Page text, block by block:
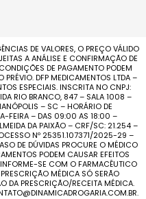
DE VALORES, O PREÇO VÁLIDO
A ANÁLISE E CONFIRMAÇÃO DE
DE PAGAMENTO PODEM
PRÉVIO. DFP MEDICAMENTOS LTDA –
ESPECIAIS. INSCRITA NO CNPJ:
RIO BRANCO, 847 – SALA 1008 –
– SC – HORÁRIO DE
FEIRA – DAS 09:00 AS 18:00 –
DA PAIXÃO – CRF/SC: 21.254 –
Nº 25351.107371/2025-29 –
DE DÚVIDAS PROCURE O MÉDICO
PODEM CAUSAR EFEITOS
SE COM O FARMACÊUTICO
MÉDICA SÓ SERÃO
DA PRESCRIÇÃO/RECEITA MÉDICA.